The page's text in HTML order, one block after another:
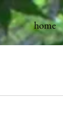
home